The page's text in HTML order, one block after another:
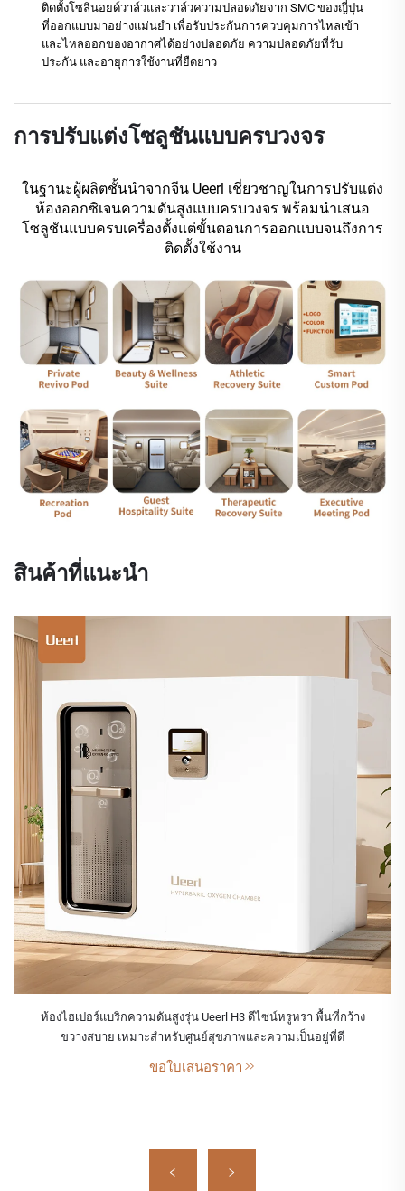
ติดตั้งโซลินอยด์วาล์วและวาล์วความปลอดภัยจาก SMC ของญี่ปุ่น
ที่ออกแบบมาอย่างแม่นยำ เพื่อรับประกันการควบคุมการไหลเข้า
และไหลออกของอากาศได้อย่างปลอดภัย ความปลอดภัยที่รับ
ประกัน และอายุการใช้งานที่ยืดยาว
การปรับแต่งโซลูชันแบบครบวงจร
ในฐานะผู้ผลิตชั้นนำจากจีน Ueerl เชี่ยวชาญในการปรับแต่ง
ห้องออกซิเจนความดันสูงแบบครบวงจร พร้อมนำเสนอ
โซลูชันแบบครบเครื่องตั้งแต่ขั้นตอนการออกแบบจนถึงการ
ติดตั้งใช้งาน
สินค้าที่แนะนำ
ห้องไฮเปอร์แบริกความดันสูงรุ่น Ueerl H3 ดีไซน์หรูหรา พื้นที่กว้าง
ขวางสบาย เหมาะสำหรับศูนย์สุขภาพและความเป็นอยู่ที่ดี
ขอใบเสนอราคา